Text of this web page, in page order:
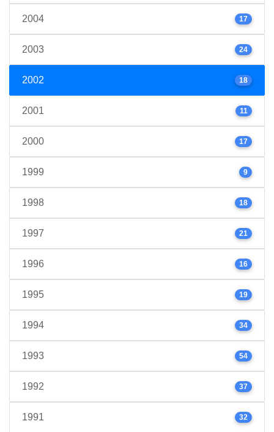
2004 17
2003 24
2002 18
2001 11
2000 17
1999 9
1998 18
1997 21
1996 16
1995 19
1994 34
1993 54
1992 37
1991 32